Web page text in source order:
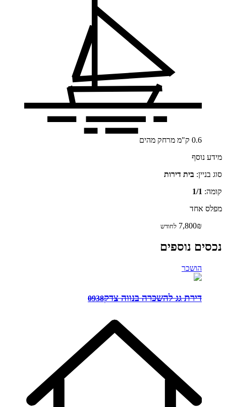
0.6 ק"מ מרחק מהים
מידע נוסף
סוג בניין: בית דירות
קומה: 1/1
מפלס אחד
7,800₪ לחודש
נכסים נוספים
הושכר
דירת גג להשכרה בנווה צדק0938